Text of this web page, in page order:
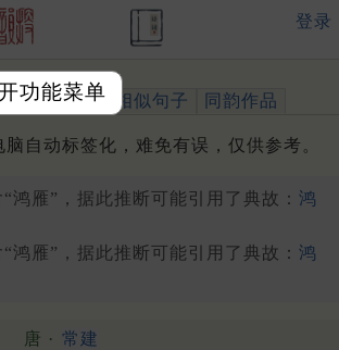
功能菜单
登录
出处、引用 相似句子 同韵作品
自动标签化，难免有误，仅供参考。
鸿雁”，据此推断可能引用了典故： 鸿
鸿雁”，据此推断可能引用了典故： 鸿
唐 · 常建